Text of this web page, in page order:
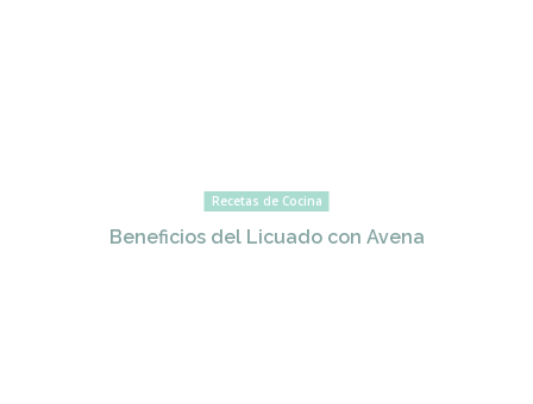
Recetas de Cocina
Beneficios del Licuado con Avena